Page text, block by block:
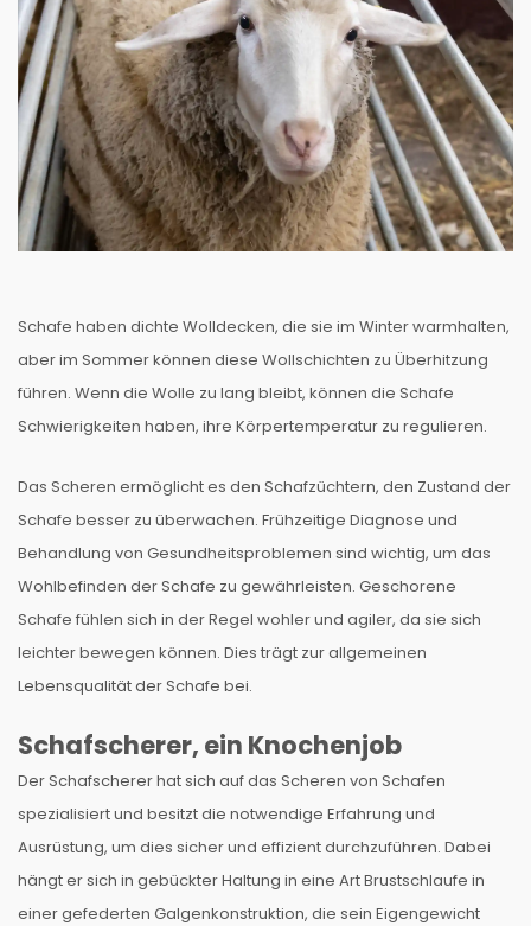
Schafe haben dichte Wolldecken, die sie im Winter warmhalten,
aber im Sommer können diese Wollschichten zu Überhitzung
führen. Wenn die Wolle zu lang bleibt, können die Schafe
Schwierigkeiten haben, ihre Körpertemperatur zu regulieren.
Das Scheren ermöglicht es den Schafzüchtern, den Zustand der
Schafe besser zu überwachen. Frühzeitige Diagnose und
Behandlung von Gesundheitsproblemen sind wichtig, um das
Wohlbefinden der Schafe zu gewährleisten. Geschorene
Schafe fühlen sich in der Regel wohler und agiler, da sie sich
leichter bewegen können. Dies trägt zur allgemeinen
Lebensqualität der Schafe bei.
Schafscherer, ein Knochenjob
Der Schafscherer hat sich auf das Scheren von Schafen
spezialisiert und besitzt die notwendige Erfahrung und
Ausrüstung, um dies sicher und effizient durchzuführen. Dabei
hängt er sich in gebückter Haltung in eine Art Brustschlaufe in
einer gefederten Galgenkonstruktion, die sein Eigengewicht